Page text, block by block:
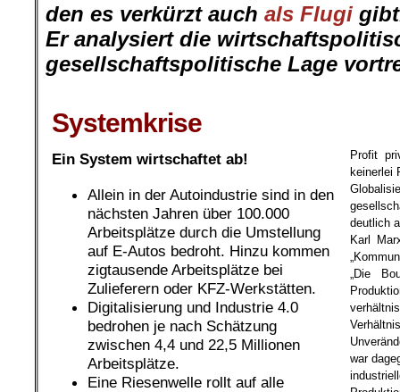
den es verkürzt auch als Flugi
Er analysiert die
gesellschaftspolitische Lage
Systemkrise
Ein System wirtschaftet ab!
Allein in der Autoindustrie sind in den
nächsten Jahren über 100.000
Arbeitsplätze durch die Umstellung
auf E-Autos bedroht. Hinzu kommen
zigtausende Arbeitsplätze bei
Zulieferern oder KFZ-Werkstätten.
Digitalisierung und Industrie 4.0
bedrohen je nach Schätzung
zwischen 4,4 und 22,5 Millionen
Arbeitsplätze.
Eine Riesenwelle rollt auf alle
Profit
keinerlei
deutlich
Karl
„Die
war